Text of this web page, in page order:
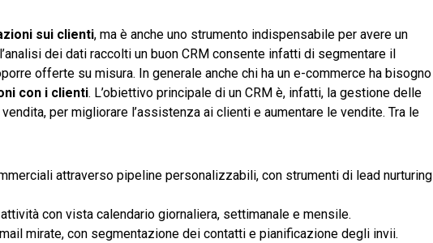
sui clienti, ma è anche uno strumento indispensabile per avere un
dei dati raccolti un buon CRM consente infatti di segmentare il
offerte su misura. In generale anche chi ha un e-commerce ha bisogno
con i clienti. L’obiettivo principale di un CRM è, infatti, la gestione delle
per migliorare l’assistenza ai clienti e aumentare le vendite. Tra le
attraverso pipeline personalizzabili, con strumenti di lead nurturing
con vista calendario giornaliera, settimanale e mensile.
mirate, con segmentazione dei contatti e pianificazione degli invii.